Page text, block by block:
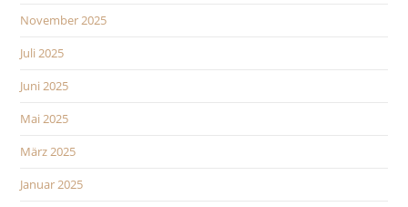
November 2025
Juli 2025
Juni 2025
Mai 2025
März 2025
Januar 2025